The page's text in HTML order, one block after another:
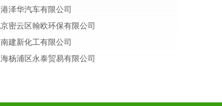
泽华汽车有限公司
密云区翰欧环保有限公司
建新化工有限公司
杨浦区永泰贸易有限公司